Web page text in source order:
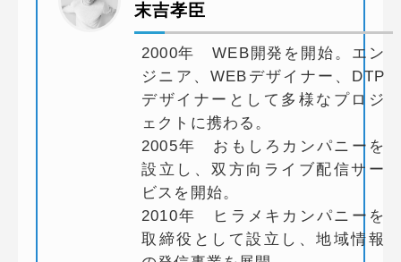
末吉孝臣
2000年 WEB開発を開始。エン
ジニア、WEBデザイナー、DTP
デザイナーとして多様なプロジ
ェクトに携わる。
2005年 おもしろカンパニーを
設立し、双方向ライブ配信サー
ビスを開始。
2010年 ヒラメキカンパニーを
取締役として設立し、地域情報